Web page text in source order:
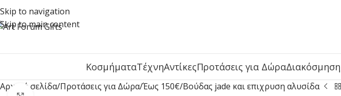
Skip to navigation
Skip to main content
ΚοσμήματαΤέχνηΑντίκεςΠροτάσεις για ΔώραΔιακόσμηση
Αρχική σελίδα Προτάσεις για Δώρα Έως 150€ Βούδας jade και επιχρυση αλυσίδα